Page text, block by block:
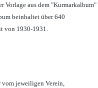
Vorlage aus dem "Kurmarkalbum"
beinhaltet über 640
von 1930-1931.
vom jeweiligen Verein,